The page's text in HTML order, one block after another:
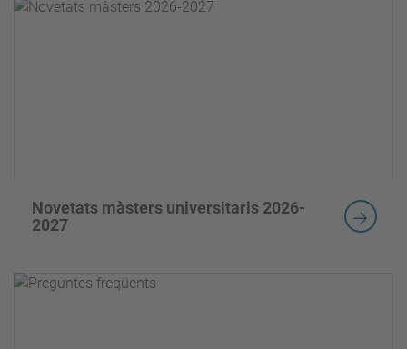
Novetats màsters universitaris 2026-
2027